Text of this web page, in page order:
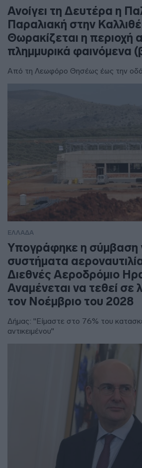
Ανοίγει τη Δευτέρα η
Παραλιακή στην
Θωρακίζεται η περιοχή
πλημμυρικά φαινόμενα
Από τη Λεωφόρο Θησέως έως την οδό
ΕΛΛΑΔΑ
Υπογράφηκε η σύμβαση
συστήματα
Διεθνές Αεροδρόμιο
Αναμένεται να τεθεί σε
τον Νοέμβριο του 2028
Δήμας: "Είμαστε στο 76% του
αντικειμένου"